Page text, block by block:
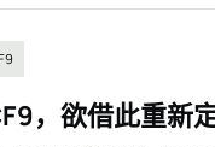
，欲借此重新